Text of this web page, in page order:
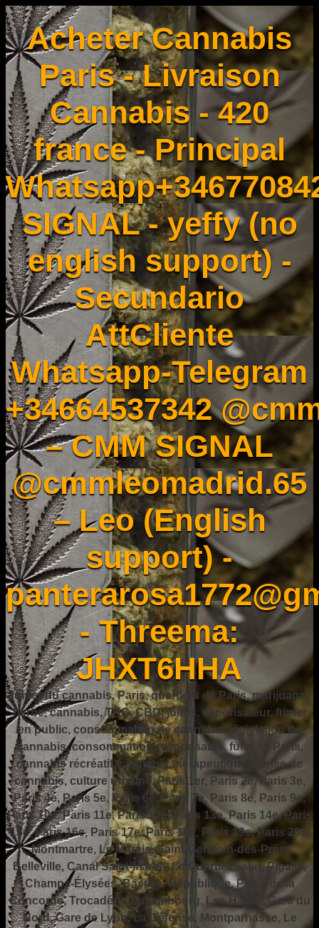
Acheter Cannabis
Paris - Livraison
Cannabis - 420
france - Principal
SIGNAL - yeffy (no
english support) -
Secundario
AttCliente
Whatsapp-Telegram
+34664537342
– CMM SIGNAL
@cmmleomadrid.65
– Leo (English
support) -
- Threema:
JHXT6HHA
fumer du cannabis, Paris, quartiers de Paris, marijuana,
herbe, cannabis, THC, CBD, joints, vaporisateur, fumer
en public, consommation de cannabis, législation du
cannabis, consommation responsable, fumer à Paris,
cannabis récréatif, cannabis thérapeutique, fumée de
cannabis, culture urbaine, Paris 1er, Paris 2e, Paris 3e,
Paris 4e, Paris 5e, Paris 6e, Paris 7e, Paris 8e, Paris 9e,
Paris 10e, Paris 11e, Paris 12e, Paris 13e, Paris 14e, Paris
15e, Paris 16e, Paris 17e, Paris 18e, Paris 19e, Paris 20e,
Montmartre, Le Marais, Saint-Germain-des-Prés,
Belleville, Canal Saint-Martin, Le Quartier Latin, Pigalle,
Champs-Élysées, Bastille, République, Place de la
Concorde, Trocadéro, Luxembourg, Les Halles, Gare du
Nord, Gare de Lyon, La Défense, Montparnasse, Le